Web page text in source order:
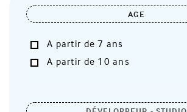
AGE
A partir de 7 ans
A partir de 10 ans